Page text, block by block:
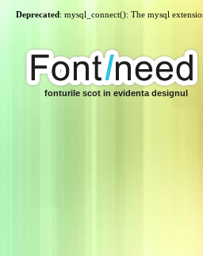
Deprecated: mysql_connect(): The mysql
fonturile scot in evidenta designul